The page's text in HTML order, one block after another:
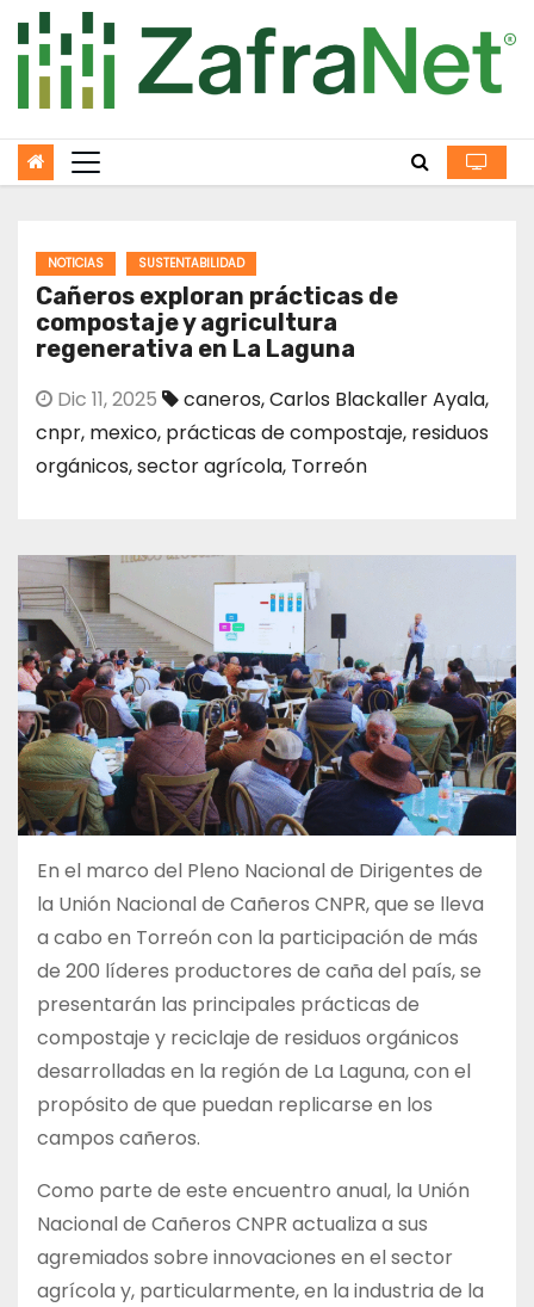
to
content
NOTICIAS SUSTENTABILIDAD
Cañeros exploran prácticas de
compostaje y agricultura
regenerativa en La Laguna
Dic 11, 2025 caneros,Carlos Blackaller Ayala,
cnpr, mexico, prácticas de compostaje, residuos
orgánicos,sector agrícola, Torreón
En el marco del Pleno Nacional de Dirigentes de
la Unión Nacional de Cañeros CNPR, que se lleva
a cabo en Torreón con la participación de más
de 200 líderes productores de caña del país, se
presentarán las principales prácticas de
compostaje y reciclaje de residuos orgánicos
desarrolladas en la región de La Laguna, con el
propósito de que puedan replicarse en los
campos cañeros.
Como parte de este encuentro anual, la Unión
Nacional de Cañeros CNPR actualiza a sus
agremiados sobre innovaciones en el sector
agrícola y, particularmente, en la industria de la